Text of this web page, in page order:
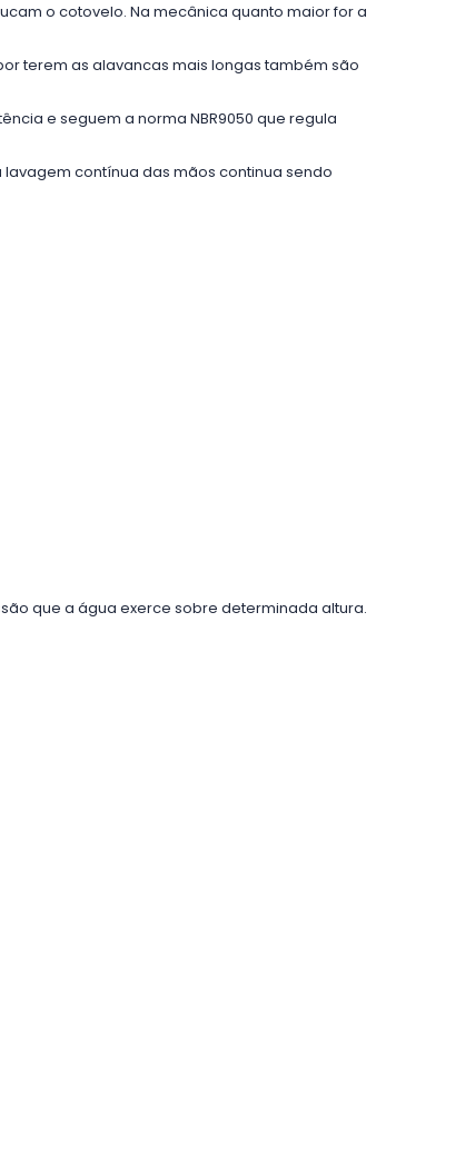
o cotovelo. Na mecânica quanto maior for a
terem as alavancas mais longas também são
e seguem a norma NBR9050 que regula
contínua das mãos continua sendo
que a água exerce sobre determinada altura.